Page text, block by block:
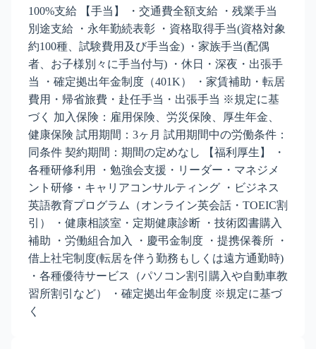
100%支給 【手当】 ・交通費全額支給 ・残業手当
別途支給 ・永年勤続表彰 ・資格取得手当(資格対象
約100種、試験費用及び手当金) ・家族手当(配偶
者、お子様別々に手当付与) ・休日・深夜・出張手
当 ・確定拠出年金制度（401K） ・家賃補助・転居
費用・帰省旅費・赴任手当・出張手当 ※規定に基
づく 加入保険：雇用保険、労災保険、厚生年金、
健康保険 試用期間：3ヶ月 試用期間中の労働条件：
同条件 契約期間：期間の定めなし 【福利厚生】 ・
各種研修利用 ・勉強会支援・リーダー・マネジメ
ント研修・キャリアコンサルティング ・ビジネス
英語教育プログラム（オンライン英会話・TOEIC割
引） ・健康相談室・定期健康診断 ・技術図書購入
補助 ・労働組合加入 ・慶弔金制度 ・提携保養所 ・
借上社宅制度(転居を伴う勤務もしくは遠方通勤時)
・各種優待サービス（パソコン割引購入や自動車教
習所割引など） ・確定拠出年金制度 ※規定に基づ
く